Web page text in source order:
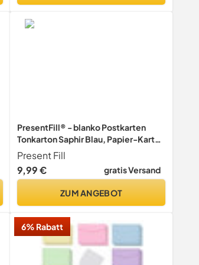
PresentFill® - blanko Postkarten
Tonkarton Saphir Blau, Papier-Karten
Set 50 Stück 210 g/m² -DIN A6-105 x
148 mm zum Selbstgestalten,
beschriften oder bedrucken als
Present Fill
9,99 €
gratis Versand
ZUM ANGEBOT
6% Rabatt